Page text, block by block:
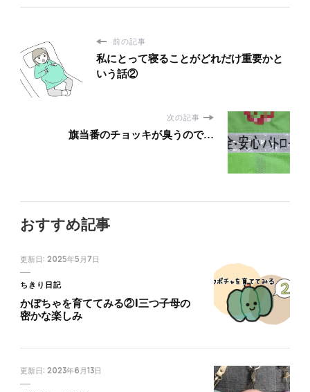
前の記事
私にとって寝ることがどれだけ重要かと
いう話②
次の記事
旗当番のチョッキが臭うので…
おすすめ記事
更新日: 2025年5月7日
ちきり日記
かぼちゃを育ててみる②|三つ子母の
密かな楽しみ
更新日: 2023年6月13日